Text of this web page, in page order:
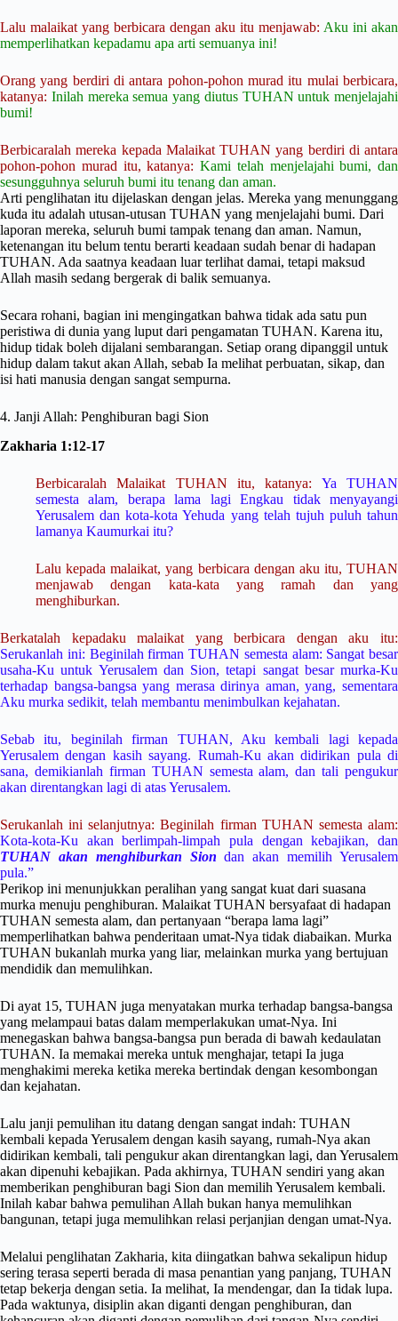
Lalu malaikat yang berbicara dengan aku itu menjawab: Aku ini akan
memperlihatkan kepadamu apa arti semuanya ini!
Orang yang berdiri di antara pohon-pohon murad itu mulai berbicara,
katanya: Inilah mereka semua yang diutus TUHAN untuk menjelajahi
bumi!
Berbicaralah mereka kepada Malaikat TUHAN yang berdiri di antara
pohon-pohon murad itu, katanya: Kami telah menjelajahi bumi, dan
sesungguhnya seluruh bumi itu tenang dan aman.
Arti penglihatan itu dijelaskan dengan jelas. Mereka yang menunggang
kuda itu adalah utusan-utusan TUHAN yang menjelajahi bumi. Dari
laporan mereka, seluruh bumi tampak tenang dan aman. Namun,
ketenangan itu belum tentu berarti keadaan sudah benar di hadapan
TUHAN. Ada saatnya keadaan luar terlihat damai, tetapi maksud
Allah masih sedang bergerak di balik semuanya.
Secara rohani, bagian ini mengingatkan bahwa tidak ada satu pun
peristiwa di dunia yang luput dari pengamatan TUHAN. Karena itu,
hidup tidak boleh dijalani sembarangan. Setiap orang dipanggil untuk
hidup dalam takut akan Allah, sebab Ia melihat perbuatan, sikap, dan
isi hati manusia dengan sangat sempurna.
4. Janji Allah: Penghiburan bagi Sion
Zakharia 1:12-17
Berbicaralah Malaikat TUHAN itu, katanya: Ya TUHAN
semesta alam, berapa lama lagi Engkau tidak menyayangi
Yerusalem dan kota-kota Yehuda yang telah tujuh puluh tahun
lamanya Kaumurkai itu?
Lalu kepada malaikat, yang berbicara dengan aku itu, TUHAN
menjawab dengan kata-kata yang ramah dan yang
menghiburkan.
Berkatalah kepadaku malaikat yang berbicara dengan aku itu:
Serukanlah ini: Beginilah firman TUHAN semesta alam: Sangat besar
usaha-Ku untuk Yerusalem dan Sion, tetapi sangat besar murka-Ku
terhadap bangsa-bangsa yang merasa dirinya aman, yang, sementara
Aku murka sedikit, telah membantu menimbulkan kejahatan.
Sebab itu, beginilah firman TUHAN, Aku kembali lagi kepada
Yerusalem dengan kasih sayang. Rumah-Ku akan didirikan pula di
sana, demikianlah firman TUHAN semesta alam, dan tali pengukur
akan direntangkan lagi di atas Yerusalem.
Serukanlah ini selanjutnya: Beginilah firman TUHAN semesta alam:
Kota-kota-Ku akan berlimpah-limpah pula dengan kebajikan, dan
TUHAN akan menghiburkan Sion dan akan memilih Yerusalem
pula.”
Perikop ini menunjukkan peralihan yang sangat kuat dari suasana
murka menuju penghiburan. Malaikat TUHAN bersyafaat di hadapan
TUHAN semesta alam, dan pertanyaan “berapa lama lagi”
memperlihatkan bahwa penderitaan umat-Nya tidak diabaikan. Murka
TUHAN bukanlah murka yang liar, melainkan murka yang bertujuan
mendidik dan memulihkan.
Di ayat 15, TUHAN juga menyatakan murka terhadap bangsa-bangsa
yang melampaui batas dalam memperlakukan umat-Nya. Ini
menegaskan bahwa bangsa-bangsa pun berada di bawah kedaulatan
TUHAN. Ia memakai mereka untuk menghajar, tetapi Ia juga
menghakimi mereka ketika mereka bertindak dengan kesombongan
dan kejahatan.
Lalu janji pemulihan itu datang dengan sangat indah: TUHAN
kembali kepada Yerusalem dengan kasih sayang, rumah-Nya akan
didirikan kembali, tali pengukur akan direntangkan lagi, dan Yerusalem
akan dipenuhi kebajikan. Pada akhirnya, TUHAN sendiri yang akan
memberikan penghiburan bagi Sion dan memilih Yerusalem kembali.
Inilah kabar bahwa pemulihan Allah bukan hanya memulihkan
bangunan, tetapi juga memulihkan relasi perjanjian dengan umat-Nya.
Melalui penglihatan Zakharia, kita diingatkan bahwa sekalipun hidup
sering terasa seperti berada di masa penantian yang panjang, TUHAN
tetap bekerja dengan setia. Ia melihat, Ia mendengar, dan Ia tidak lupa.
Pada waktunya, disiplin akan diganti dengan penghiburan, dan